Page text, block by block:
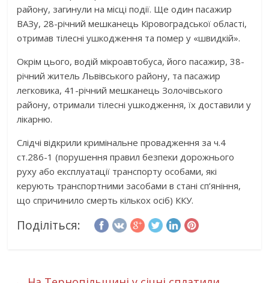
району, загинули на місці події. Ще один пасажир
ВАЗу, 28-річний мешканець Кіровоградської області,
отримав тілесні ушкодження та помер у «швидкій».
Окрім цього, водій мікроавтобуса, його пасажир, 38-
річний житель Львівського району, та пасажир
легковика, 41-річний мешканець Золочівського
району, отримали тілесні ушкодження, їх доставили у
лікарню.
Слідчі відкрили кримінальне провадження за ч.4
ст.286-1 (порушення правил безпеки дорожнього
руху або експлуатації транспорту особами, які
керують транспортними засобами в стані сп’яніння,
що спричинило смерть кількох осіб) ККУ.
Поділіться: